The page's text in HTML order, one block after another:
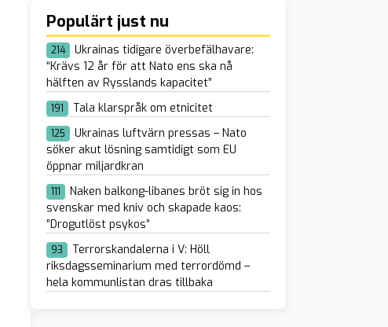
Populärt just nu
214
Ukrainas tidigare överbefälhavare:
“Krävs 12 år för att Nato ens ska nå
hälften av Rysslands kapacitet”
191 Tala klarspråk om etnicitet
125
Ukrainas luftvärn pressas – Nato
söker akut lösning samtidigt som EU
öppnar miljardkran
111
Naken balkong-libanes bröt sig in hos
svenskar med kniv och skapade kaos:
”Drogutlöst psykos”
93
Terrorskandalerna i V: Höll
riksdagsseminarium med terrordömd –
hela kommunlistan dras tillbaka